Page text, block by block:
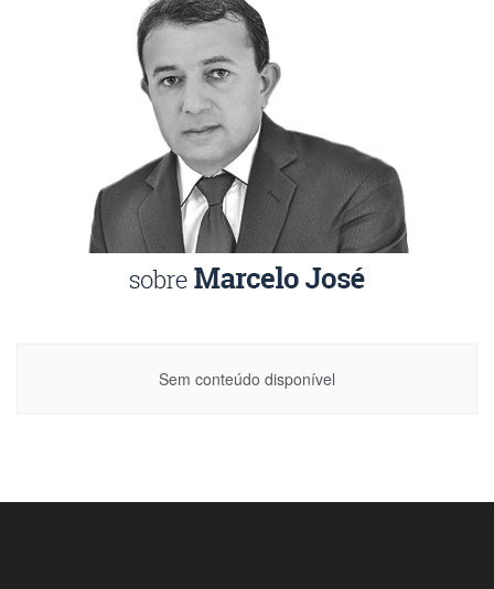
Sem conteúdo disponível